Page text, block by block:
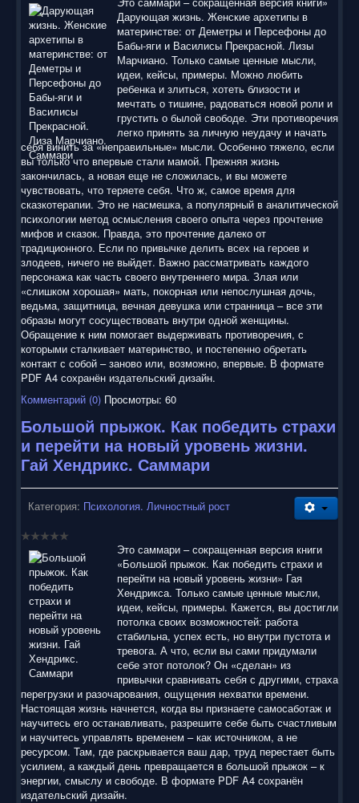
Дарующая жизнь. Женские архетипы в
материнстве: от Деметры и Персефоны до
Бабы-яги и Василисы Прекрасной. Лизы
Марчиано. Только самые ценные мысли,
идеи, кейсы, примеры. Можно любить
ребенка и злиться, хотеть близости и
мечтать о тишине, радоваться новой роли и
грустить о былой свободе. Эти противоречия
легко принять за личную неудачу и начать
себя винить за «неправильные» мысли. Особенно тяжело, если
вы только что впервые стали мамой. Прежняя жизнь
закончилась, а новая еще не сложилась, и вы можете
чувствовать, что теряете себя. Что ж, самое время для
сказкотерапии. Это не насмешка, а популярный в аналитической
психологии метод осмысления своего опыта через прочтение
мифов и сказок. Правда, это прочтение далеко от
традиционного. Если по привычке делить всех на героев и
злодеев, ничего не выйдет. Важно рассматривать каждого
персонажа как часть своего внутреннего мира. Злая или
«слишком хорошая» мать, покорная или непослушная дочь,
ведьма, защитница, вечная девушка или странница – все эти
образы могут сосуществовать внутри одной женщины.
Обращение к ним помогает выдерживать противоречия, с
которыми сталкивает материнство, и постепенно обретать
контакт с собой – заново или, возможно, впервые. В формате
PDF A4 сохранён издательский дизайн.
Комментарий (0) Просмотры: 60
Большой прыжок. Как победить страхи
и перейти на новый уровень жизни.
Гай Хендрикс. Саммари
Категория: Психология. Личностный рост
Это саммари – сокращенная версия книги
«Большой прыжок. Как победить страхи и
перейти на новый уровень жизни» Гая
Хендрикса. Только самые ценные мысли,
идеи, кейсы, примеры. Кажется, вы достигли
потолка своих возможностей: работа
стабильна, успех есть, но внутри пустота и
тревога. А что, если вы сами придумали
себе этот потолок? Он «сделан» из
привычки сравнивать себя с другими, страха
перегрузки и разочарования, ощущения нехватки времени.
Настоящая жизнь начнется, когда вы признаете самосаботаж и
научитесь его останавливать, разрешите себе быть счастливым
и научитесь управлять временем – как источником, а не
ресурсом. Там, где раскрывается ваш дар, труд перестает быть
усилием, а каждый день превращается в большой прыжок – к
энергии, смыслу и свободе. В формате PDF A4 сохранён
издательский дизайн.